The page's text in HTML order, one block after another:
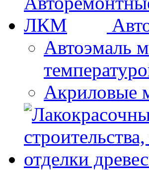
Автоэмаль
Акриловые